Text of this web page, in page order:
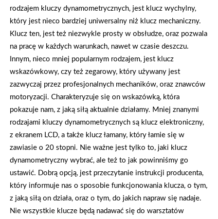
rodzajem kluczy dynamometrycznych, jest klucz wychylny,
który jest nieco bardziej uniwersalny niż klucz mechaniczny.
Klucz ten, jest też niezwykle prosty w obsłudze, oraz pozwala
na pracę w każdych warunkach, nawet w czasie deszczu.
Innym, nieco mniej popularnym rodzajem, jest klucz
wskazówkowy, czy też zegarowy, który używany jest
zazwyczaj przez profesjonalnych mechaników, oraz znawców
motoryzacji. Charakteryzuje się on wskazówką, która
pokazuje nam, z jaką siłą aktualnie działamy. Mniej znanymi
rodzajami kluczy dynamometrycznych są klucz elektroniczny,
z ekranem LCD, a także klucz łamany, który łamie się w
zawiasie o 20 stopni. Nie ważne jest tylko to, jaki klucz
dynamometryczny wybrać, ale też to jak powinniśmy go
ustawić. Dobrą opcją, jest przeczytanie instrukcji producenta,
który informuje nas o sposobie funkcjonowania klucza, o tym,
z jaką siłą on działa, oraz o tym, do jakich napraw się nadaje.
Nie wszystkie klucze będą nadawać się do warsztatów